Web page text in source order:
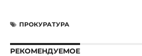
ПРОКУРАТУРА
РЕКОМЕНДУЕМОЕ